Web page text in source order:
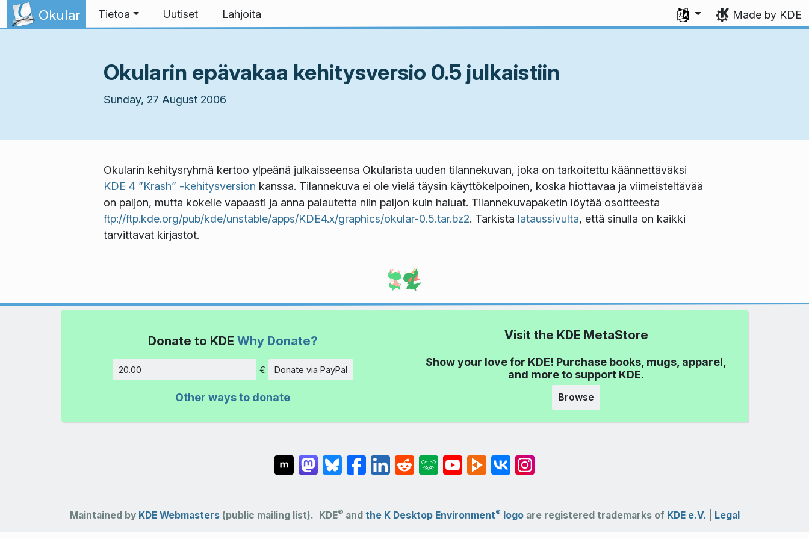
Skip to content
Okular Tietoa Uutiset Lahjoita
Select your language
Made by KDE
Okularin epävakaa kehitysversio 0.5 julkaistiin
Sunday, 27 August 2006
Okularin kehitysryhmä kertoo ylpeänä julkaisseensa Okularista uuden tilannekuvan, joka on tarkoitettu käännettäväksi
KDE 4 ”Krash” -kehitysversion kanssa. Tilannekuva ei ole vielä täysin käyttökelpoinen, koska hiottavaa ja viimeisteltävää
on paljon, mutta kokeile vapaasti ja anna palautetta niin paljon kuin haluat. Tilannekuvapaketin löytää osoitteesta
ftp://ftp.kde.org/pub/kde/unstable/apps/KDE4.x/graphics/okular-0.5.tar.bz2. Tarkista lataussivulta, että sinulla on kaikki
tarvittavat kirjastot.
Donate to KDE Why Donate?
Amount
€ Donate via PayPal
Other ways to donate
Visit the KDE MetaStore
Show your love for KDE! Purchase books, mugs, apparel,
and more to support KDE.
Browse
Maintained by KDE Webmasters(public mailing list). KDE® and the K Desktop Environment® logoare registered trademarks of KDE e.V. Legal